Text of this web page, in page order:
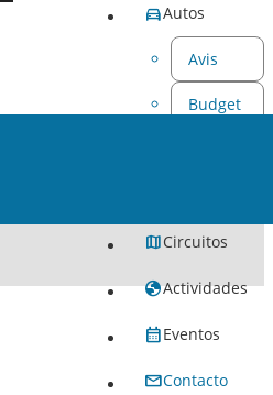
Autos
Avis
Budget
Circuitos
Actividades
Eventos
Contacto